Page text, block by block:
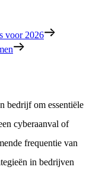
voor 2026
bedrijf om essentiële
cyberaanval of
frequentie van
in bedrijven